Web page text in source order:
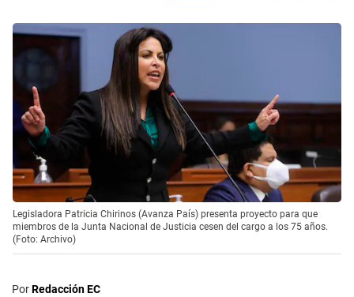
Legisladora Patricia Chirinos (Avanza País) presenta proyecto para que
miembros de la Junta Nacional de Justicia cesen del cargo a los 75 años.
(Foto: Archivo)
PorRedacción EC